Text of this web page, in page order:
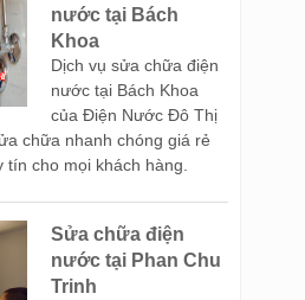
nước tại Bách
Khoa
Dịch vụ sửa chữa điện
nước tại Bách Khoa
của Điện Nước Đô Thị
chữa nhanh chóng giá rẻ
cho mọi khách hàng.
Sửa chữa điện
nước tại Phan Chu
Trinh